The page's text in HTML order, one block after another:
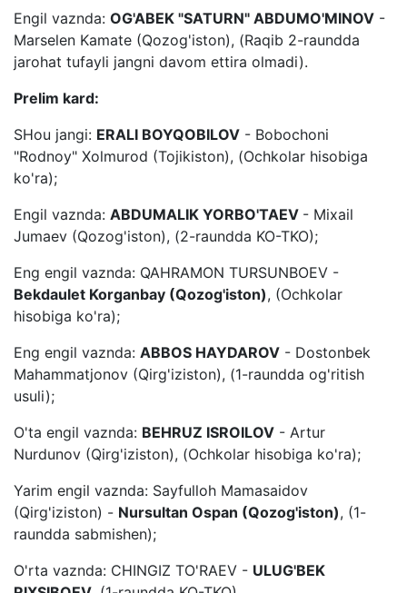
Engil vaznda: OG'ABEK "SATURN" ABDUMO'MINOV -
Marselen Kamate (Qozog'iston), (Raqib 2-raundda
jarohat tufayli jangni davom ettira olmadi).
Prelim kard:
SHou jangi: ERALI BOYQOBILOV - Bobochoni
"Rodnoy" Xolmurod (Tojikiston), (Ochkolar hisobiga
ko'ra);
Engil vaznda: ABDUMALIK YORBO'TAEV - Mixail
Jumaev (Qozog'iston), (2-raundda KO-TKO);
Eng engil vaznda: QAHRAMON TURSUNBOEV -
Bekdaulet Korganbay (Qozog'iston), (Ochkolar
hisobiga ko'ra);
Eng engil vaznda: ABBOS HAYDAROV - Dostonbek
Mahammatjonov (Qirg'iziston), (1-raundda og'ritish
usuli);
O'ta engil vaznda: BEHRUZ ISROILOV - Artur
Nurdunov (Qirg'iziston), (Ochkolar hisobiga ko'ra);
Yarim engil vaznda: Sayfulloh Mamasaidov
(Qirg'iziston) - Nursultan Ospan (Qozog'iston), (1-
raundda sabmishen);
O'rta vaznda: CHINGIZ TO'RAEV - ULUG'BEK